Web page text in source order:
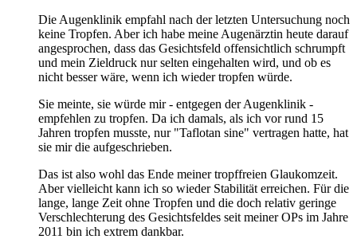
Die Augenklinik empfahl nach der letzten Untersuchung noch
keine Tropfen. Aber ich habe meine Augenärztin heute darauf
angesprochen, dass das Gesichtsfeld offensichtlich schrumpft
und mein Zieldruck nur selten eingehalten wird, und ob es
nicht besser wäre, wenn ich wieder tropfen würde.
Sie meinte, sie würde mir - entgegen der Augenklinik -
empfehlen zu tropfen. Da ich damals, als ich vor rund 15
Jahren tropfen musste, nur "Taflotan sine" vertragen hatte, hat
sie mir die aufgeschrieben.
Das ist also wohl das Ende meiner tropffreien Glaukomzeit.
Aber vielleicht kann ich so wieder Stabilität erreichen. Für die
lange, lange Zeit ohne Tropfen und die doch relativ geringe
Verschlechterung des Gesichtsfeldes seit meiner OPs im Jahre
2011 bin ich extrem dankbar.